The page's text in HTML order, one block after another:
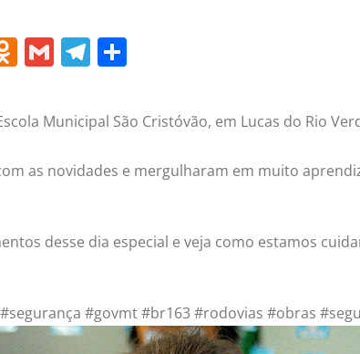
O
n
o
kl
ss
ni
G
ai
l
T
e
gr
a
a
re
Municipal São Cristóvão, em Lucas do Rio
as novidades e mergulharam em muito
desse dia especial e veja como estamos
#govmt #br163 #rodovias #obras